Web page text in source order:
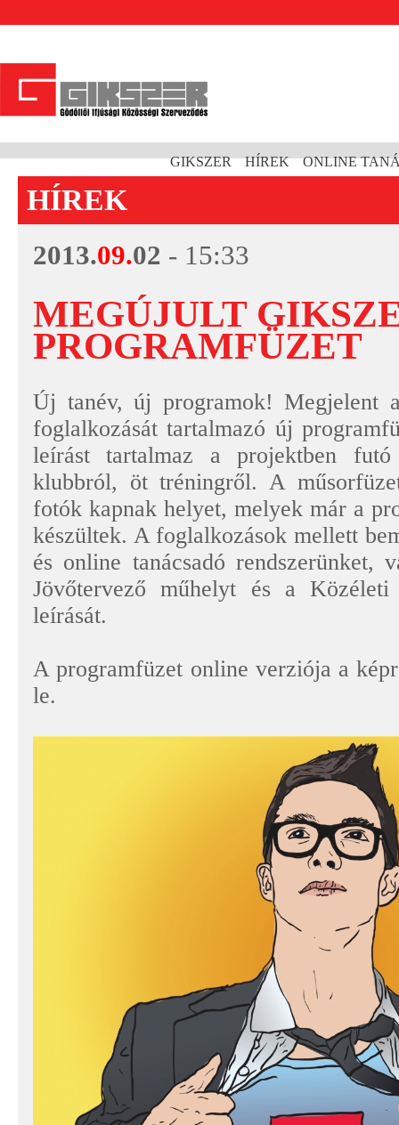
GIKSZER HÍREK ONLINE
HÍREK
2013.09.02 - 15:33
MEGÚJULT
PROGRAMFÜZET
Új tanév, új programok! Megjelent
foglalkozását tartalmazó új
leírást tartalmaz a projektben
klubbról, öt tréningről. A
fotók kapnak helyet, melyek már a
készültek. A foglalkozások mellett
és online tanácsadó rendszerünket,
Jövőtervező műhelyt és a Közéleti
leírását.
A programfüzet online verziója a
le.